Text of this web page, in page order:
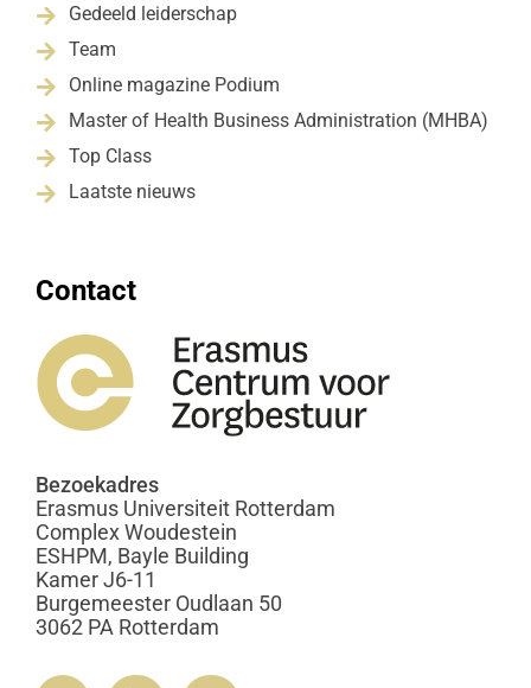
 Gedeeld leiderschap
 Team
 Online magazine Podium
 Master of Health Business Administration (MHBA)
 Top Class
 Laatste nieuws
Contact
Bezoekadres
Erasmus Universiteit Rotterdam
Complex Woudestein
ESHPM, Bayle Building
Kamer J6-11
Burgemeester Oudlaan 50
3062 PA Rotterdam